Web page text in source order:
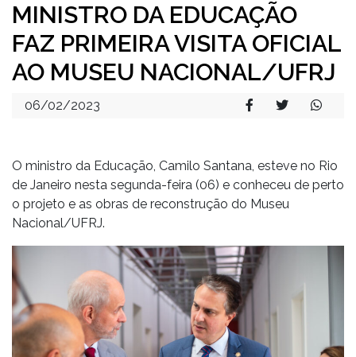
MINISTRO DA EDUCAÇÃO
FAZ PRIMEIRA VISITA OFICIAL
AO MUSEU NACIONAL/UFRJ
06/02/2023
O ministro da Educação, Camilo Santana, esteve no Rio
de Janeiro nesta segunda-feira (06) e conheceu de perto
o projeto e as obras de reconstrução do Museu
Nacional/UFRJ.